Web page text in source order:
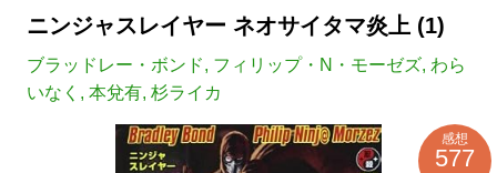
ニンジャスレイヤー ネオサイタマ炎上 (1)
ブラッドレー・ボンド, フィリップ・N・モーゼズ, わら
いなく , 本兌有, 杉ライカ
感想
577